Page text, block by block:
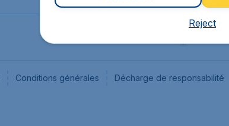
Conditions générales Décharge de responsabilité
Reject